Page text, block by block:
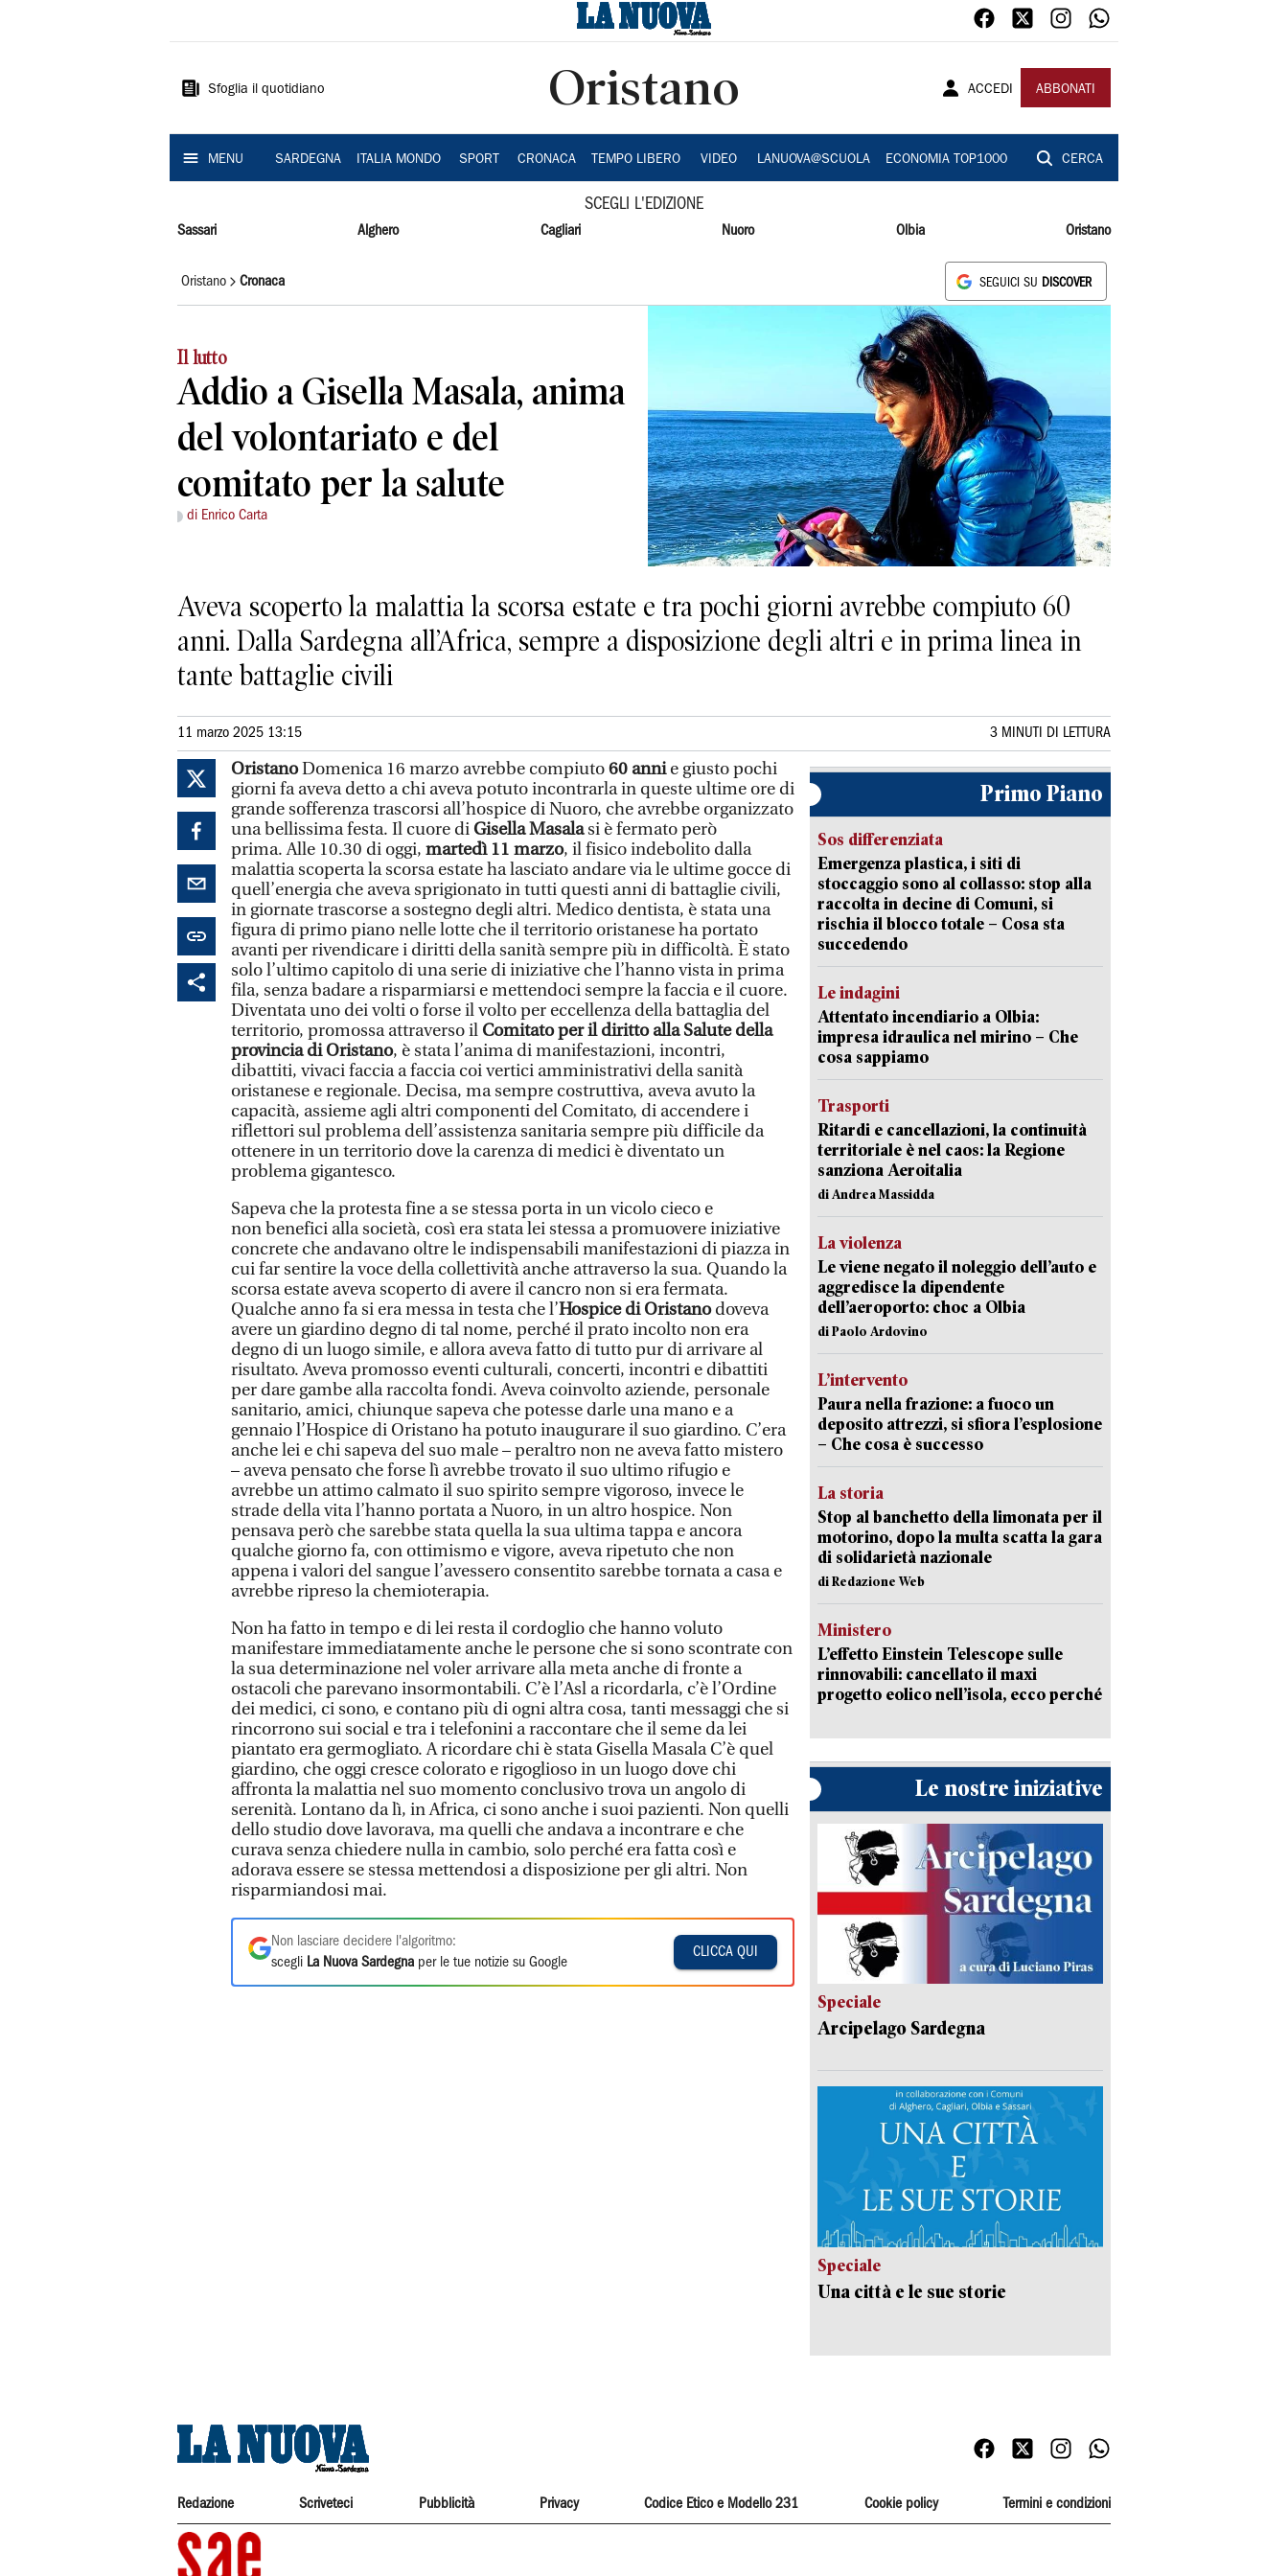
Sardegna
Sfoglia il quotidiano Oristano ACCEDI ABBONATI
MENU SARDEGNA ITALIA MONDO SPORT CRONACA TEMPO LIBERO VIDEO LANUOVA@SCUOLA ECONOMIA TOP1000 CERCA
SCEGLI L'EDIZIONE
Sassari Alghero Cagliari Nuoro Olbia Oristano
Oristano Cronaca SEGUICI SU DISCOVER
Il lutto
Addio a Gisella Masala, anima
del volontariato e del
comitato per la salute
di Enrico Carta
Aveva scoperto la malattia la scorsa estate e tra pochi giorni avrebbe compiuto 60
anni. Dalla Sardegna all’Africa, sempre a disposizione degli altri e in prima linea in
tante battaglie civili
11 marzo 2025 13:15 3 MINUTI DI LETTURA
OristanoDomenica 16 marzo avrebbe compiuto60 annie giusto pochi
giorni fa aveva detto a chi aveva potuto incontrarla in queste ultime ore di
grande sofferenza trascorsi all’hospice di Nuoro, che avrebbe organizzato
una bellissima festa. Il cuore diGisella Masalasi è fermato però
prima. Alle 10.30 di oggi, martedì 11 marzo, il fisico indebolito dalla
malattia scoperta la scorsa estate ha lasciato andare via le ultime gocce di
quell’energia che aveva sprigionato in tutti questi anni di battaglie civili,
in giornate trascorse a sostegno degli altri. Medico dentista, è stata una
figura di primo piano nelle lotte che il territorio oristanese ha portato
avanti per rivendicare i diritti della sanità sempre più in difficoltà. È stato
solo l’ultimo capitolo di una serie di iniziative che l’hanno vista in prima
fila, senza badare a risparmiarsi e mettendoci sempre la faccia e il cuore.
Diventata uno dei volti o forse il volto per eccellenza della battaglia del
territorio, promossa attraverso il Comitato per il diritto alla Salute della
provincia di Oristano, è stata l’anima di manifestazioni, incontri,
dibattiti, vivaci faccia a faccia coi vertici amministrativi della sanità
oristanese e regionale. Decisa, ma sempre costruttiva, aveva avuto la
capacità, assieme agli altri componenti del Comitato, di accendere i
riflettori sul problema dell’assistenza sanitaria sempre più difficile da
ottenere in un territorio dove la carenza di medici è diventato un
problema gigantesco.
Sapeva che la protesta fine a se stessa porta in un vicolo cieco e
non benefici alla società, così era stata lei stessa a promuovere iniziative
concrete che andavano oltre le indispensabili manifestazioni di piazza in
cui far sentire la voce della collettività anche attraverso la sua. Quando la
scorsa estate aveva scoperto di avere il cancro non si era fermata.
Qualche anno fa si era messa in testa che l’Hospice di Oristanodoveva
avere un giardino degno di tal nome, perché il prato incolto non era
degno di un luogo simile, e allora aveva fatto di tutto pur di arrivare al
risultato. Aveva promosso eventi culturali, concerti, incontri e dibattiti
per dare gambe alla raccolta fondi. Aveva coinvolto aziende, personale
sanitario, amici, chiunque sapeva che potesse darle una mano e a
gennaio l’Hospice di Oristano ha potuto inaugurare il suo giardino. C’era
anche lei e chi sapeva del suo male – peraltro non ne aveva fatto mistero
– aveva pensato che forse lì avrebbe trovato il suo ultimo rifugio e
avrebbe un attimo calmato il suo spirito sempre vigoroso, invece le
strade della vita l’hanno portata a Nuoro, in un altro hospice. Non
pensava però che sarebbe stata quella la sua ultima tappa e ancora
qualche giorno fa, con ottimismo e vigore, aveva ripetuto che non
appena i valori del sangue l’avessero consentito sarebbe tornata a casa e
avrebbe ripreso la chemioterapia.
Non ha fatto in tempo e di lei resta il cordoglio che hanno voluto
manifestare immediatamente anche le persone che si sono scontrate con
la sua determinazione nel voler arrivare alla meta anche di fronte a
ostacoli che parevano insormontabili. C’è l’Asl a ricordarla, c’è l’Ordine
dei medici, ci sono, e contano più di ogni altra cosa, tanti messaggi che si
rincorrono sui social e tra i telefonini a raccontare che il seme da lei
piantato era germogliato. A ricordare chi è stata Gisella Masala C’è quel
giardino, che oggi cresce colorato e rigoglioso in un luogo dove chi
affronta la malattia nel suo momento conclusivo trova un angolo di
serenità. Lontano da lì, in Africa, ci sono anche i suoi pazienti. Non quelli
dello studio dove lavorava, ma quelli che andava a incontrare e che
curava senza chiedere nulla in cambio, solo perché era fatta così e
adorava essere se stessa mettendosi a disposizione per gli altri. Non
risparmiandosi mai.
Non lasciare decidere l'algoritmo:
scegli La Nuova Sardegna per le tue notizie su Google
CLICCA QUI
Primo Piano
Sos differenziata
Emergenza plastica, i siti di
stoccaggio sono al collasso: stop alla
raccolta in decine di Comuni, si
rischia il blocco totale – Cosa sta
succedendo
Le indagini
Attentato incendiario a Olbia:
impresa idraulica nel mirino – Che
cosa sappiamo
Trasporti
Ritardi e cancellazioni, la continuità
territoriale è nel caos: la Regione
sanziona Aeroitalia
di Andrea Massidda
La violenza
Le viene negato il noleggio dell’auto e
aggredisce la dipendente
dell’aeroporto: choc a Olbia
di Paolo Ardovino
L’intervento
Paura nella frazione: a fuoco un
deposito attrezzi, si sfiora l’esplosione
– Che cosa è successo
La storia
Stop al banchetto della limonata per il
motorino, dopo la multa scatta la gara
di solidarietà nazionale
di Redazione Web
Ministero
L’effetto Einstein Telescope sulle
rinnovabili: cancellato il maxi
progetto eolico nell’isola, ecco perché
Le nostre iniziative
Speciale
Arcipelago Sardegna
Speciale
Una città e le sue storie
Redazione Scriveteci Pubblicità Privacy Codice Etico e Modello 231 Cookie policy Termini e condizioni